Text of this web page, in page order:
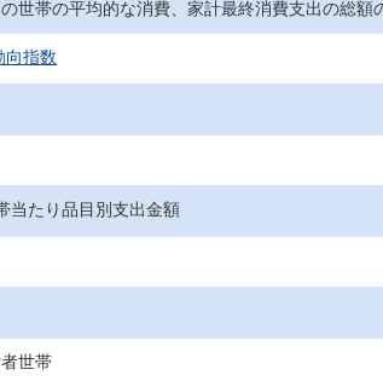
世帯の平均的な消費、家計最終消費支出の総額
向指数
当たり品目別支出金額
世帯